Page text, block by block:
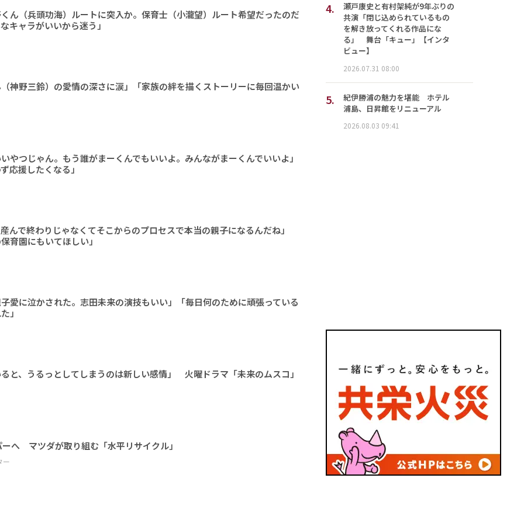
くん（兵頭功海）ルートに突入か。保育士（小瀧望）ルート希望だったのだ
キャラがいいから迷う」
（神野三鈴）の愛情の深さに涙」「家族の絆を描くストーリーに毎回温かい
やつじゃん。もう誰がまーくんでもいいよ。みんながまーくんでいいよ」
応援したくなる」
んで終わりじゃなくてそこからのプロセスで本当の親子になるんだね」
育園にもいてほしい」
愛に泣かされた。志田未来の演技もいい」「毎日何のために頑張っている
」
と、うるっとしてしまうのは新しい感情」 火曜ドラマ「未来のムスコ」
へ マツダが取り組む「水平リサイクル」
ー
4.
瀬戸康史と有村架純が9年ぶりの
共演「閉じ込められているもの
を解き放ってくれる作品にな
る」 舞台「キュー」【インタ
ビュー】
2026.07.31 08:00
5.
紀伊勝浦の魅力を堪能 ホテル
浦島、日昇館をリニューアル
2026.08.03 09:41